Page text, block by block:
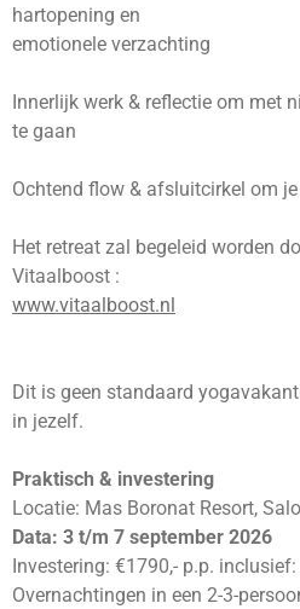
hartopening en
emotionele verzachting
Innerlijk werk & reflectie om met
te gaan
Ochtend flow & afsluitcirkel om
Het retreat zal begeleid worden
Vitaalboost :
www.vitaalboost.nl
Dit is geen standaard
in jezelf.
Praktisch & investering
Locatie: Mas Boronat Resort,
Data: 3 t/m 7 september 2026
Investering: €1790,- p.p. inclusief:
Overnachtingen in een 2-3-